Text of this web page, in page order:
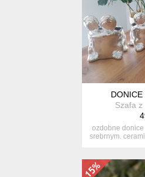
Szafa z
ozdobne donice
srebrnym.